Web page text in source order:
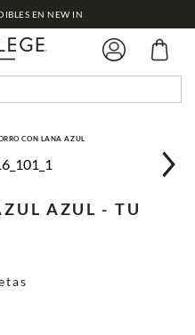
EN NEW IN
CON LANA AZUL
AZUL - TU